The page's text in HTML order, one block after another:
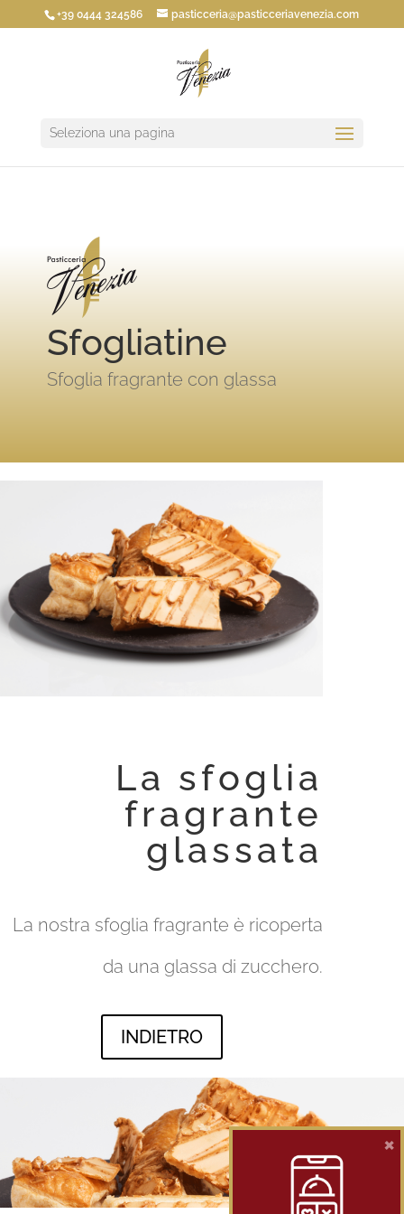
+39 0444 324586 pasticceria@pasticceriavenezia.com
Seleziona una pagina
Sfogliatine
Sfoglia fragrante con glassa
La sfoglia
fragrante
glassata
La nostra sfoglia fragrante è ricoperta
da una glassa di zucchero.
INDIETRO
×